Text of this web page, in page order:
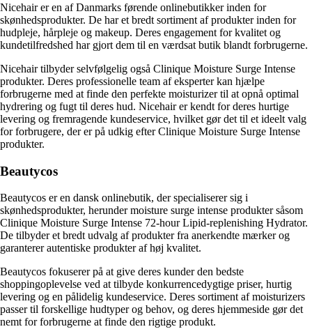
Nicehair er en af Danmarks førende onlinebutikker inden for
skønhedsprodukter. De har et bredt sortiment af produkter inden for
hudpleje, hårpleje og makeup. Deres engagement for kvalitet og
kundetilfredshed har gjort dem til en værdsat butik blandt forbrugerne.
Nicehair tilbyder selvfølgelig også Clinique Moisture Surge Intense
produkter. Deres professionelle team af eksperter kan hjælpe
forbrugerne med at finde den perfekte moisturizer til at opnå optimal
hydrering og fugt til deres hud. Nicehair er kendt for deres hurtige
levering og fremragende kundeservice, hvilket gør det til et ideelt valg
for forbrugere, der er på udkig efter Clinique Moisture Surge Intense
produkter.
Beautycos
Beautycos er en dansk onlinebutik, der specialiserer sig i
skønhedsprodukter, herunder moisture surge intense produkter såsom
Clinique Moisture Surge Intense 72-hour Lipid-replenishing Hydrator.
De tilbyder et bredt udvalg af produkter fra anerkendte mærker og
garanterer autentiske produkter af høj kvalitet.
Beautycos fokuserer på at give deres kunder den bedste
shoppingoplevelse ved at tilbyde konkurrencedygtige priser, hurtig
levering og en pålidelig kundeservice. Deres sortiment af moisturizers
passer til forskellige hudtyper og behov, og deres hjemmeside gør det
nemt for forbrugerne at finde den rigtige produkt.